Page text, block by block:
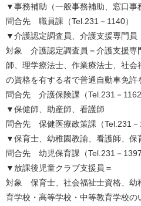
▼事務補助（一般事務補助、窓口事
問合先 職員課（Tel.231－1140）
▼介護認定調査員、介護支援専門員
対象 介護認定調査員＝介護支援専
師、理学療法士、作業療法士、社
の資格を有する者で普通自動車免許
問合先 介護保険課（Tel.231－1162
▼保健師、助産師、看護師
問合先 保健医療政策課（Tel.231－
▼保育士、幼稚園教諭、看護師、保
問合先 幼児保育課（Tel.231－1397
▼放課後児童クラブ支援員＝
対象 保育士、社会福祉士資格、幼
育学校・高等学校・中等教育学校